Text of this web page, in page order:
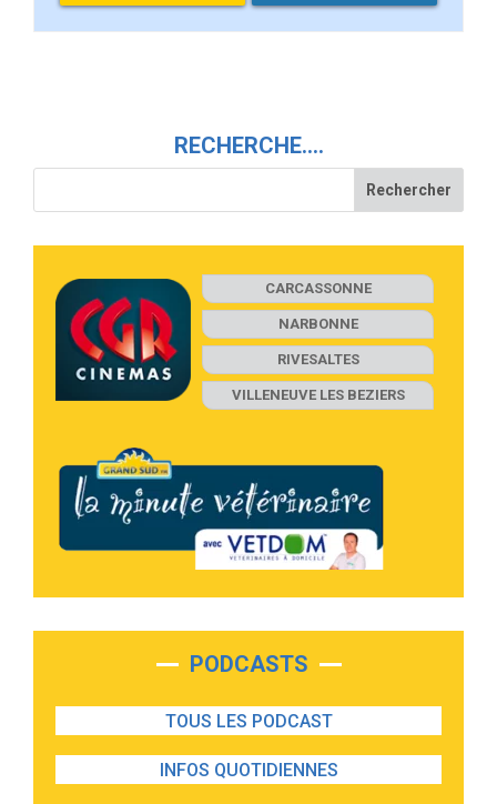
RECHERCHE….
CARCASSONNE
NARBONNE
RIVESALTES
VILLENEUVE LES BEZIERS
PODCASTS
TOUS LES PODCAST
INFOS QUOTIDIENNES